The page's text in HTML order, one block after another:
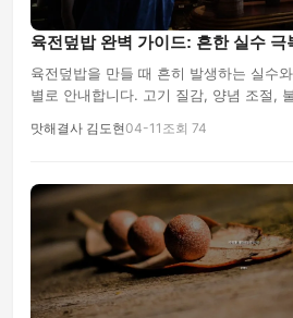
육전덮밥 완벽 가이드: 흔한 실수 극
육전덮밥을 만들 때 흔히 발생하는 실수
별로 안내합니다. 고기 질감, 양념 조절,
맛해결사 김도현04-11 조회 74